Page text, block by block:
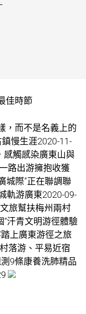
佳時節
，而不是名義上的
慢生涯2020-11-
感觸感染廣東山與
路出游擁抱收獲
城際”正在聯調聯
軌游廣東2020-09-
旅幫扶梅州兩村
“汗青文明游徑體驗
上廣東游徑之旅
落游、平易近宿
9條康養洗肺精品